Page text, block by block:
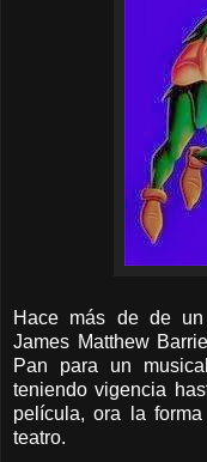
Hace más de de
James Matthew
Pan para un
teniendo vigencia
película, ora la
teatro.